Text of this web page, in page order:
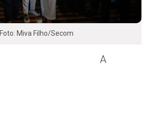
Foto: Miva Filho/Secom
A